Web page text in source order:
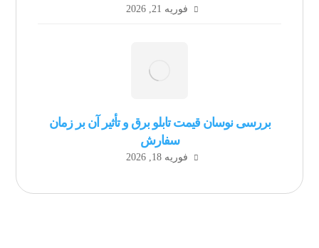
فوریه 21, 2026
بررسی نوسان قیمت تابلو برق و تأثیر آن بر زمان
سفارش
فوریه 18, 2026